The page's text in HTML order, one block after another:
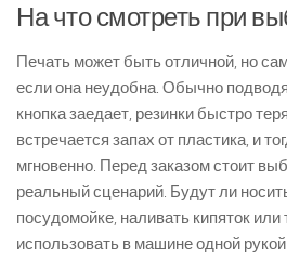
На что смотреть при
Печать может быть отличной, но
если она неудобна. Обычно
кнопка заедает, резинки быстро
встречается запах от пластика, и
мгновенно. Перед заказом стоит
реальный сценарий. Будут ли
посудомойке, наливать кипяток или
использовать в машине одной рукой.